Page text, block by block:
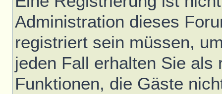
Administration dieses
registriert sein müssen,
jeden Fall erhalten Sie
Funktionen, die Gäste